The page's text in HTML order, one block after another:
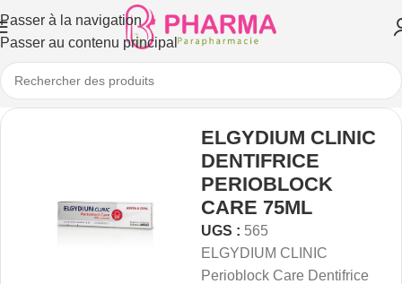
Passer à la navigation
Passer au contenu principal
ELGYDIUM CLINIC
DENTIFRICE
PERIOBLOCK
CARE 75ML
UGS : 565
ELGYDIUM CLINIC
Perioblock Care Dentifrice